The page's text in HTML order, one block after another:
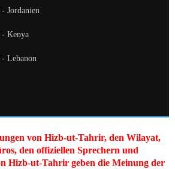
Jordanien
Kenya
Lebanon
von Hizb-ut-Tahrir, den Wilayat,
den offiziellen Sprechern und
Hizb-ut-Tahrir geben die Meinung der